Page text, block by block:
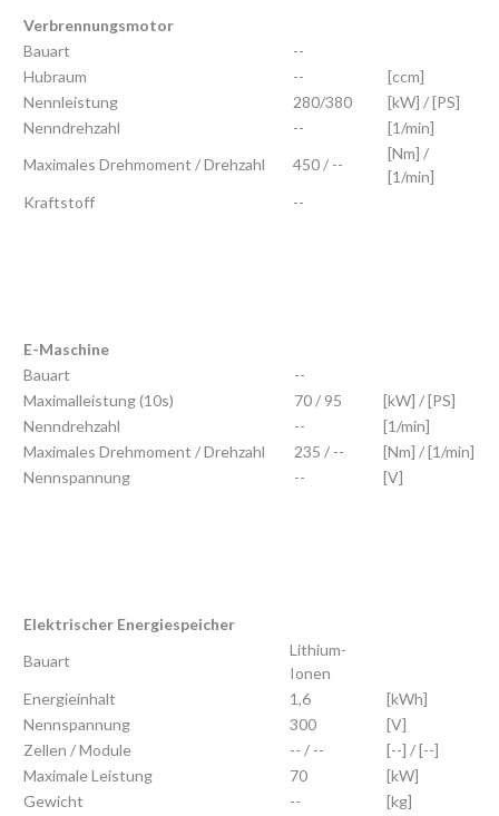
Verbrennungsmotor
Bauart
--
Hubraum
--
[ccm]
Nennleistung
280/380
[kW] / [PS]
Nenndrehzahl
--
[1/min]
Maximales Drehmoment / Drehzahl
450 / --
[Nm] /
[1/min]
Kraftstoff
--
E-Maschine
Bauart
--
Maximalleistung (10s)
70 / 95
[kW] / [PS]
Nenndrehzahl
--
[1/min]
Maximales Drehmoment / Drehzahl
235 / --
[Nm] / [1/min]
Nennspannung
-- [V]
Elektrischer Energiespeicher
Bauart
Lithium-
Ionen
Energieinhalt
1,6
[kWh]
Nennspannung
300
[V]
Zellen / Module
-- / --
[--] / [--]
Maximale Leistung
70
[kW]
Gewicht
-- [kg]